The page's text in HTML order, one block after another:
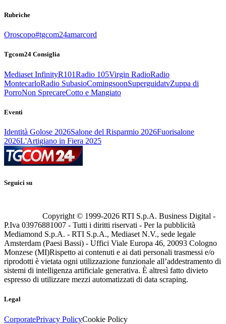
Rubriche
Oroscopo#tgcom24amarcord
Tgcom24 Consiglia
Mediaset InfinityR101Radio 105Virgin RadioRadio
MontecarloRadio SubasioComingsoonSuperguidatvZuppa di
PorroNon SprecareCotto e Mangiato
Eventi
Identità Golose 2026Salone del Risparmio 2026Fuorisalone
2026L'Artigiano in Fiera 2025
Seguici su
Copyright © 1999-2026 RTI S.p.A. Business Digital -
P.Iva 03976881007 - Tutti i diritti riservati - Per la pubblicità
Mediamond S.p.A. - RTI S.p.A., Mediaset N.V., sede legale
Amsterdam (Paesi Bassi) - Uffici Viale Europa 46, 20093 Cologno
Monzese (MI)Rispetto ai contenuti e ai dati personali trasmessi e/o
riprodotti è vietata ogni utilizzazione funzionale all’addestramento di
sistemi di intelligenza artificiale generativa. È altresì fatto divieto
espresso di utilizzare mezzi automatizzati di data scraping.
Legal
CorporatePrivacy PolicyCookie Policy